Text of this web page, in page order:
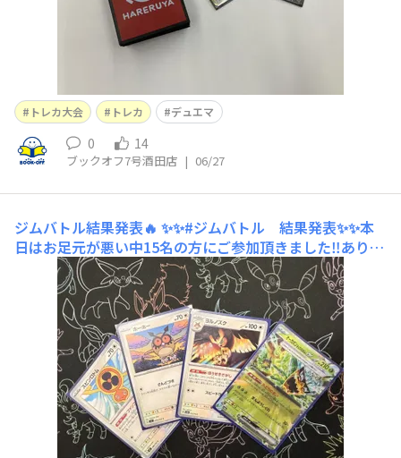
トレカ大会 トレカ デュエマ
0 14
ブックオフ7号酒田店 | 06/27
ジムバトル結果発表🔥 ✨✨#ジムバトル 結果発表✨✨本
日はお足元が悪い中15名の方にご参加頂きました‼️ありが
とうございます🔥優勝は［マツモト］さんの［宝石オーガ
ポン］デッキでした🦭おめでとうございます☀️